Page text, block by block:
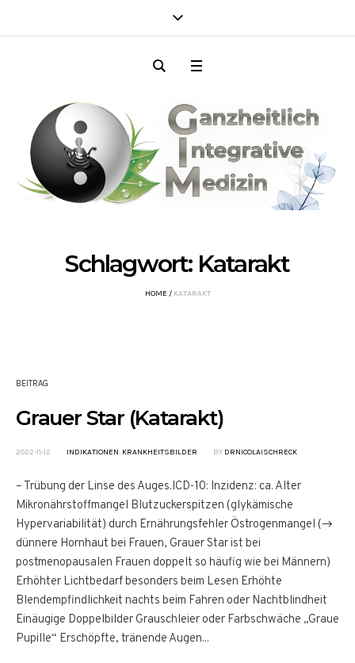
Schlagwort: Katarakt
HOME / KATARAKT
BEITRAG
Grauer Star (Katarakt)
2022-11-12 INDIKATIONEN, KRANKHEITSBILDER BY DRNICOLAISCHRECK
– Trübung der Linse des Auges.ICD-10: Inzidenz: ca. Alter
Mikronährstoffmangel Blutzuckerspitzen (glykämische
Hypervariabilität) durch Ernährungsfehler Östrogenmangel (→
dünnere Hornhaut bei Frauen, Grauer Star ist bei
postmenopausalen Frauen doppelt so häufig wie bei Männern)
Erhöhter Lichtbedarf besonders beim Lesen Erhöhte
Blendempfindlichkeit nachts beim Fahren oder Nachtblindheit
Einäugige Doppelbilder Grauschleier oder Farbschwäche „Graue
Pupille“ Erschöpfte, tränende Augen...